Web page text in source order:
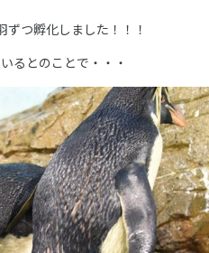
つ孵化しました！！！
るとのことで・・・